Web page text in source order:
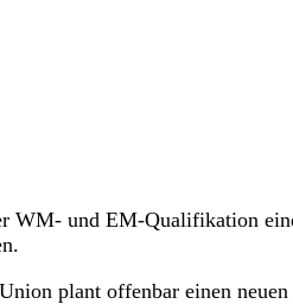
WM- und EM-Qualifikation
plant offenbar einen